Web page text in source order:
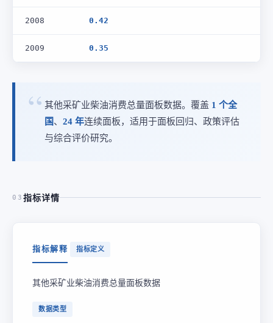
2008 0.42
2009 0.35
其他采矿业柴油消费总量面板数据。覆盖 1 个全
国、 24 年连续面板，适用于面板回归、政策评估
与综合评价研究。
03 指标详情
指标解释 指标定义
其他采矿业柴油消费总量面板数据
数据类型